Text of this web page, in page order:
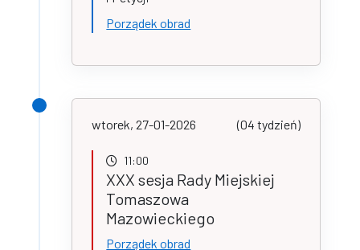
Porządek obrad
wtorek, 27-01-2026 (04 tydzień)
11:00
XXX sesja Rady Miejskiej
Tomaszowa
Mazowieckiego
Porządek obrad